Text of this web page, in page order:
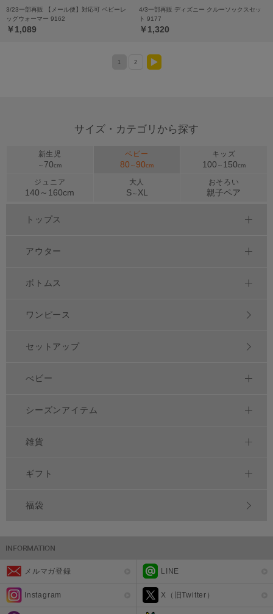
3/23一部再販 【メール便】対応可 ベビーレ
ッグウォーマー 9162
￥1,089
4/3一部再販 ディズニー クルーソックスセッ
ト 9177
￥1,320
1 2
サイズ・カテゴリから探す
新生児
～ 70cm
ベビー
80 ～90cm
キッズ
100 ～ 150cm
ジュニア
140～ 160cm
大人
S～ XL
おそろい
親子ペア
トップス
アウター
ボトムス
ワンピース
セットアップ
べビー
シーズンアイテム
雑貨
ギフト
福袋
メルマガ登録 LINE
Instagram X（旧Twitter）